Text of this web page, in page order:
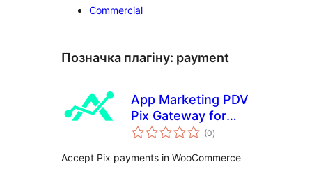
Commercial
Позначка плагіну: payment
App Marketing PDV
Pix Gateway for
WooCommerce
(0загальний
рейтинг
)
Accept Pix payments in WooCommerce